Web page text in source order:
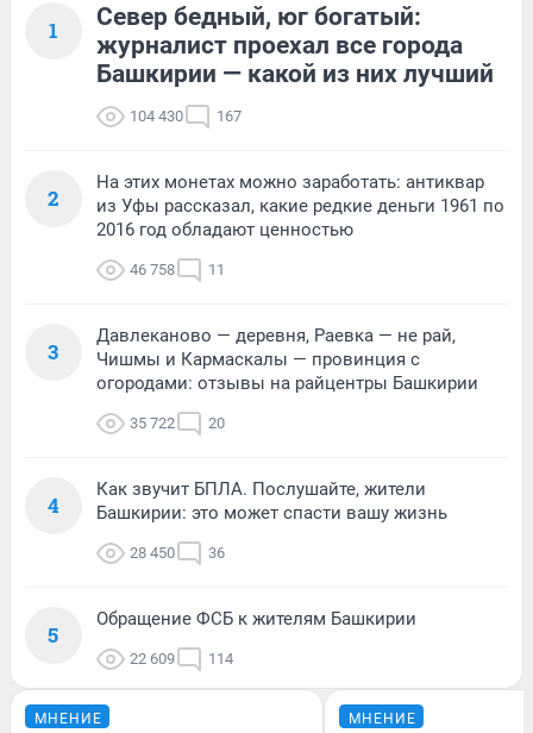
1
Север бедный, юг богатый:
журналист проехал все города
Башкирии — какой из них лучший
104 430 167
2
На этих монетах можно заработать: антиквар
из Уфы рассказал, какие редкие деньги 1961 по
2016 год обладают ценностью
46 758 11
3
Давлеканово — деревня, Раевка — не рай,
Чишмы и Кармаскалы — провинция с
огородами: отзывы на райцентры Башкирии
35 722 20
4
Как звучит БПЛА. Послушайте, жители
Башкирии: это может спасти вашу жизнь
28 450 36
5
Обращение ФСБ к жителям Башкирии
22 609 114
МНЕНИЕ МНЕНИЕ